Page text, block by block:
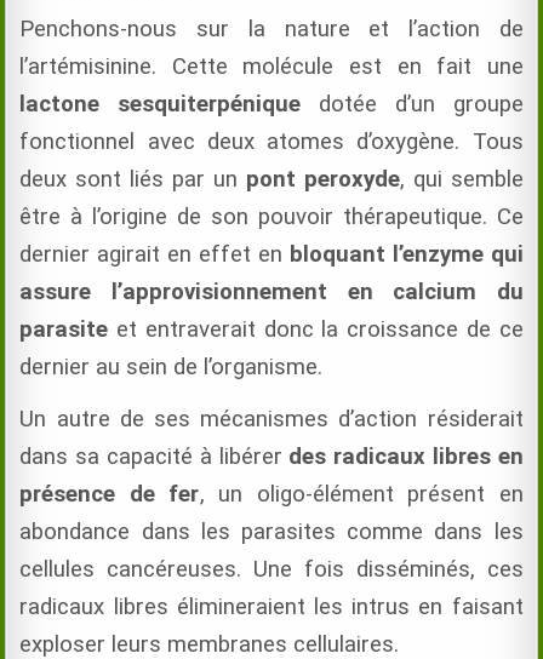
Penchons-nous sur la nature et l’action de
l’artémisinine. Cette molécule est en fait une
lactone sesquiterpénique dotée d’un groupe
fonctionnel avec deux atomes d’oxygène. Tous
deux sont liés par un pont peroxyde, qui semble
être à l’origine de son pouvoir thérapeutique. Ce
dernier agirait en effet en bloquant l’enzyme qui
assure l’approvisionnement en calcium du
parasite et entraverait donc la croissance de ce
dernier au sein de l’organisme.
Un autre de ses mécanismes d’action résiderait
dans sa capacité à libérer des radicaux libres en
présence de fer, un oligo-élément présent en
abondance dans les parasites comme dans les
cellules cancéreuses. Une fois disséminés, ces
radicaux libres élimineraient les intrus en faisant
exploser leurs membranes cellulaires.